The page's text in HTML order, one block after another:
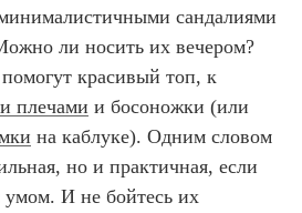
сандалиями
ли носить их вечером?
красивый топ, к
плечами и босоножки (или
на каблуке). Одним словом
но и практичная, если
И не бойтесь их